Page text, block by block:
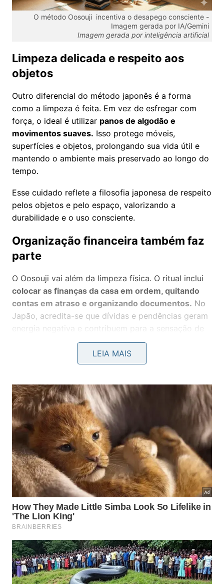
O método Oosouji incentiva o desapego consciente -
Imagem gerada por IA/Gemini
Imagem gerada por inteligência artificial
Limpeza delicada e respeito aos
objetos
Outro diferencial do método japonês é a forma
como a limpeza é feita. Em vez de esfregar com
força, o ideal é utilizar panos de algodão e
movimentos suaves. Isso protege móveis,
superfícies e objetos, prolongando sua vida útil e
mantendo o ambiente mais preservado ao longo do
tempo.
Esse cuidado reflete a filosofia japonesa de respeito
pelos objetos e pelo espaço, valorizando a
durabilidade e o uso consciente.
Organização financeira também faz
parte
O Oosouji vai além da limpeza física. O ritual inclui
colocar as finanças da casa em ordem, quitando
contas em atraso e organizando documentos. No
Japão, acredita-se que dívidas e pendências geram
energia negativa e contribuem para a sensação de
caos, mesmo que não estejam visíveis.
Organizar as finanças durante o processo ajuda a
a sensação de recomeço.
Mais do que limpeza, uma renovação
completa
Embora seja frequentemente comparado ao método
de organização deMarie Kondo
, o Oosouji se
diferencia por seu foco na limpeza profunda e no
ritual de renovação. Não se trata apenas de arrumar,
mas de limpar com intenção, descartar o
desnecessário e restaurar a harmonia do lar.
Os benefícios são percebidos rapidamente: menos
poeira, menos estresse, mais organização e uma
casa que transmite leveza e equilíbrio. Com
consistência, o método transforma a limpeza em um
LEIA MAIS